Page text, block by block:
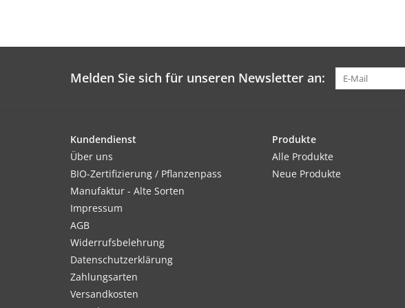
Melden Sie sich für unseren Newsletter an:
Kundendienst
Über uns
BIO-Zertifizierung / Pflanzenpass
Manufaktur - Alte Sorten
Impressum
AGB
Widerrufsbelehrung
Datenschutzerklärung
Zahlungsarten
Versandkosten
Produkte
Alle Produkte
Neue Produkte